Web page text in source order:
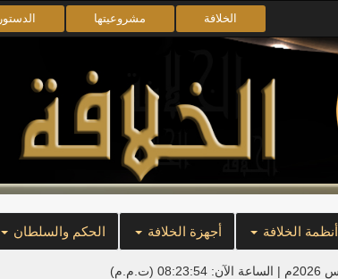
الخلافة مشروعيتها الدستور
أنظمة الخلافة أجهزة الخلافة الحكم والسلطان
الساعة الآن: 08:23:55 (ت.م.م)